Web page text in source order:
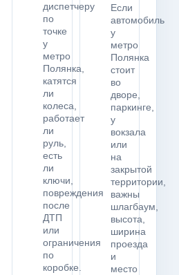
диспетчеру
по
точке
у
метро
Полянка,
катятся
ли
колеса,
работает
ли
руль,
есть
ли
ключи,
повреждения
после
ДТП
или
ограничения
по
коробке.
Если
автомобиль
у
метро
Полянка
стоит
во
дворе,
паркинге,
у
вокзала
или
на
закрытой
территории,
важны
шлагбаум,
высота,
ширина
проезда
и
место